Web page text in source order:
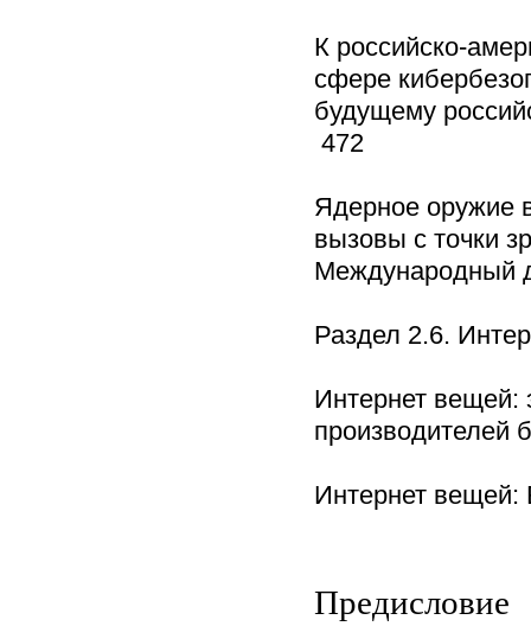
К российско-
сфере
будущему
472
Ядерное оружие
вызовы с точки
Международный
Раздел 2.6.
Интернет вещей:
Интернет
Предисловие